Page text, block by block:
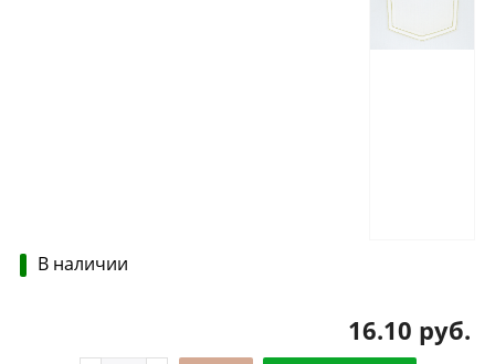
В наличии
16.10 руб.